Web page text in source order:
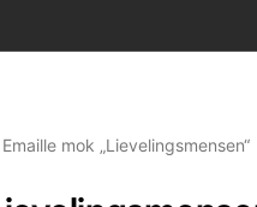
Emaille mok „Lievelingsmensen“